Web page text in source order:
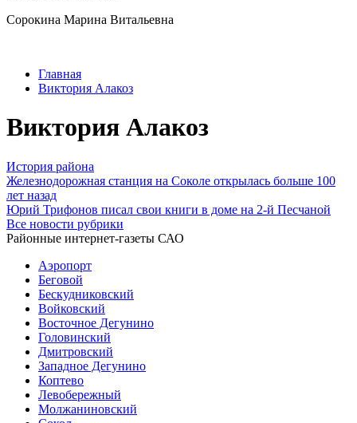
Сорокина Марина Витальевна
Главная
Виктория Алакоз
Виктория Алакоз
История района
Железнодорожная станция на Соколе открылась больше 100
лет назад
Юрий Трифонов писал свои книги в доме на 2-й Песчаной
Все новости рубрики
Районные интернет-газеты САО
Аэропорт
Беговой
Бескудниковский
Войковский
Восточное Дегунино
Головинский
Дмитровский
Западное Дегунино
Коптево
Левобережный
Молжаниновский